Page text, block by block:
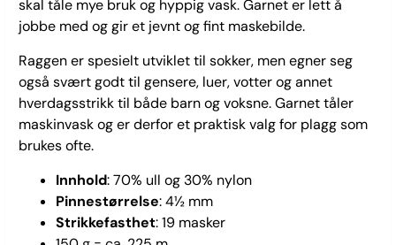
skal tåle mye bruk og hyppig vask. Garnet er lett å
jobbe med og gir et jevnt og fint maskebilde.
Raggen er spesielt utviklet til sokker, men egner seg
også svært godt til gensere, luer, votter og annet
hverdagsstrikk til både barn og voksne. Garnet tåler
maskinvask og er derfor et praktisk valg for plagg som
brukes ofte.
Innhold: 70% ull og 30% nylon
Pinnestørrelse: 4½ mm
Strikkefasthet: 19 masker